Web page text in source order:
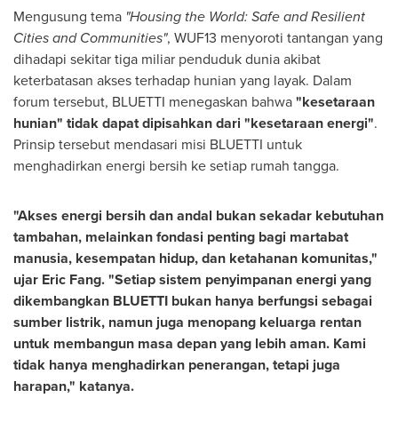
Mengusung tema "Housing the World: Safe and Resilient
Cities and Communities", WUF13 menyoroti tantangan yang
dihadapi sekitar tiga miliar penduduk dunia akibat
keterbatasan akses terhadap hunian yang layak. Dalam
forum tersebut, BLUETTI menegaskan bahwa"kesetaraan
hunian" tidak dapat dipisahkan dari "kesetaraan energi".
Prinsip tersebut mendasari misi BLUETTI untuk
menghadirkan energi bersih ke setiap rumah tangga.
"Akses energi bersih dan andal bukan sekadar kebutuhan
tambahan, melainkan fondasi penting bagi martabat
manusia, kesempatan hidup, dan ketahanan komunitas,"
ujar Eric Fang. "Setiap sistem penyimpanan energi yang
dikembangkan BLUETTI bukan hanya berfungsi sebagai
sumber listrik, namun juga menopang keluarga rentan
untuk membangun masa depan yang lebih aman. Kami
tidak hanya menghadirkan penerangan, tetapi juga
harapan," katanya.